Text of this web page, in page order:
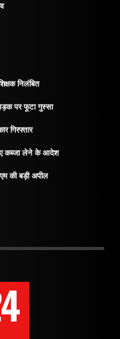
निलंबित
पर फूटा गुस्सा
गिरफ्तार
कब्जा लेने के आदेश
की बड़ी अपील